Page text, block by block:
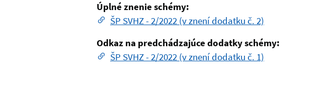
Úplné znenie schémy:
ŠP SVHZ - 2/2022 (v znení dodatku č. 2)
Odkaz na predchádzajúce dodatky schémy:
ŠP SVHZ - 2/2022 (v znení dodatku č. 1)